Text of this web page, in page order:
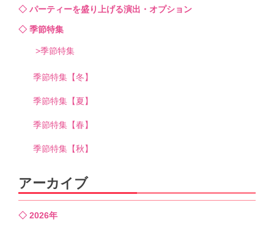
パーティーを盛り上げる演出・オプション
季節特集
季節特集
季節特集【冬】
季節特集【夏】
季節特集【春】
季節特集【秋】
アーカイブ
2026年